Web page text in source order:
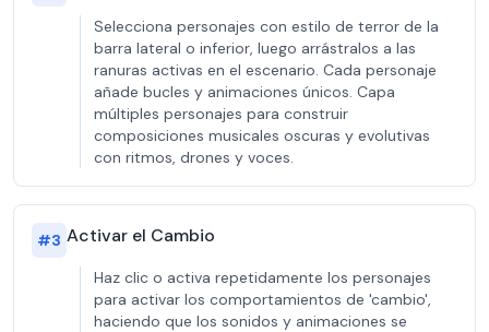
Selecciona personajes con estilo de terror de la
barra lateral o inferior, luego arrástralos a las
ranuras activas en el escenario. Cada personaje
añade bucles y animaciones únicos. Capa
múltiples personajes para construir
composiciones musicales oscuras y evolutivas
con ritmos, drones y voces.
#3 Activar el Cambio
Haz clic o activa repetidamente los personajes
para activar los comportamientos de 'cambio',
haciendo que los sonidos y animaciones se